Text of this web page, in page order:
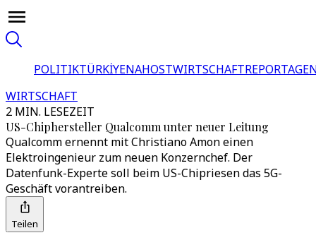
POLITIKTÜRKİYENAHOSTWIRTSCHAFT
WIRTSCHAFT
2 MIN. LESEZEIT
US-Chiphersteller Qualcomm unter neuer Leitung
Qualcomm ernennt mit Christiano Amon einen
Elektroingenieur zum neuen Konzernchef. Der
Datenfunk-Experte soll beim US-Chipriesen das 5G-
Geschäft vorantreiben.
Teilen